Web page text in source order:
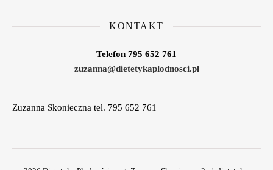
KONTAKT
Telefon 795 652 761
zuzanna@dietetykaplodnosci.pl
Zuzanna Skonieczna tel. 795 652 761